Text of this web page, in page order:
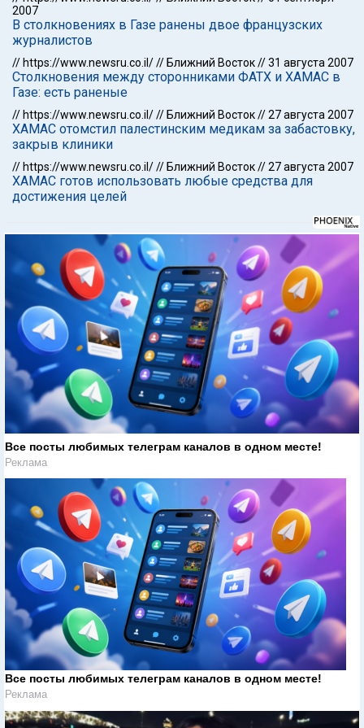
2007
В столкновениях в Газе ранены двое французских
журналистов
// https://www.newsru.co.il/// Ближний Восток//31 августа 2007
Столкновения между сторонниками ФАТХ и ХАМАС в
Газе: есть раненые
// https://www.newsru.co.il/// Ближний Восток//27 августа 2007
ХАМАС отомстил палестинским медикам за забастовку,
закрыв клиники
// https://www.newsru.co.il/// Ближний Восток//27 августа 2007
ХАМАС готов использовать любые средства для
достижения целей
Все посты любимых телеграм каналов в одном месте!
Реклама
Все посты любимых телеграм каналов в одном месте!
Реклама